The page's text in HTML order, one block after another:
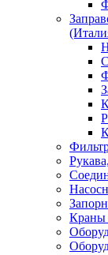
Краны